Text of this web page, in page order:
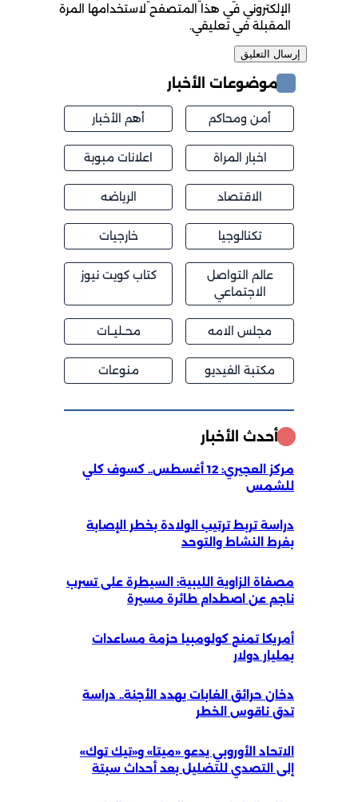
الإلكتروني في هذا المتصفح لاستخدامها المرة
المقبلة في تعليقي.
موضوعات الأخبار
أمن ومحاكم أهم الأخبار
اخبار المراة اعلانات مبوبة
الاقتصاد الرياضه
تكنالوجيا خارجيات
عالم التواصل
الاجتماعي
كتاب كويت نيوز
مجلس الامه محــليــات
مكتبة الفيديو منوعات
أحدث الأخبار
مركز العجيري: 12 أغسطس.. كسوف كلي
للشمس
دراسة تربط ترتيب الولادة بخطر الإصابة
بفرط النشاط والتوحد
مصفاة الزاوية الليبية: السيطرة على تسرب
ناجم عن اصطدام طائرة مسيرة
أمريكا تمنح كولومبيا حزمة مساعدات
بمليار دولار
دخان حرائق الغابات يهدد الأجنة.. دراسة
تدق ناقوس الخطر
الاتحاد الأوروبي يدعو «ميتا» و«تيك توك»
إلى التصدي للتضليل بعد أحداث سبتة